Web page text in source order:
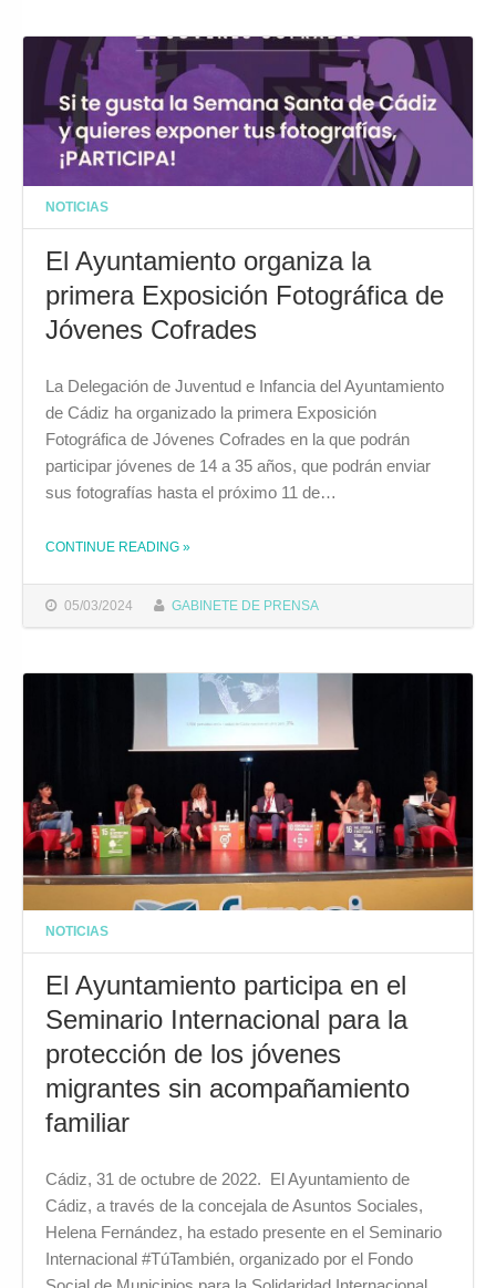
NOTICIAS
El Ayuntamiento organiza la
primera Exposición Fotográfica de
Jóvenes Cofrades
05/03/2024 GABINETE DE PRENSA
La Delegación de Juventud e Infancia del Ayuntamiento
de Cádiz ha organizado la primera Exposición
Fotográfica de Jóvenes Cofrades en la que podrán
participar jóvenes de 14 a 35 años, que podrán enviar
sus fotografías hasta el próximo 11 de…
CONTINUE READING THE "EL AYUNTAMIENTO ORGANIZA LA PRIMERA EXPOSICIÓN FOTOGRÁFICA DE JÓVENES COFRADES"
»
NOTICIAS
El Ayuntamiento participa en el
Seminario Internacional para la
protección de los jóvenes
migrantes sin acompañamiento
familiar
Cádiz, 31 de octubre de 2022. El Ayuntamiento de
Cádiz, a través de la concejala de Asuntos Sociales,
Helena Fernández, ha estado presente en el Seminario
Internacional #TúTambién, organizado por el Fondo